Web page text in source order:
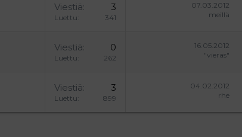
Viestiä 3
Luettu 341
07.03.2012
meillä
Viestiä 0
Luettu 262
16.05.2012
"vieras"
Viestiä 3
Luettu 899
04.02.2012
rhe